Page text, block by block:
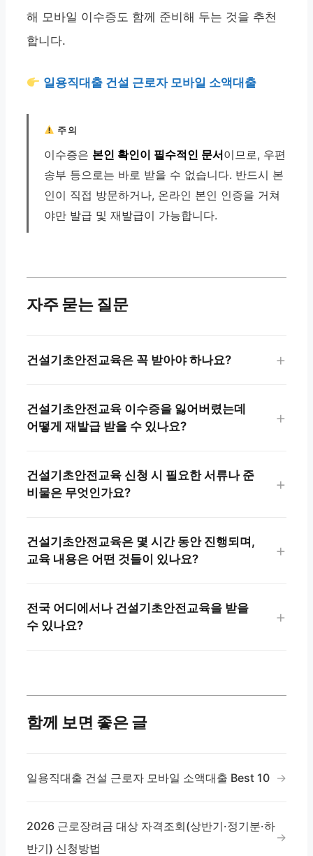
해 모바일 이수증도 함께 준비해 두는 것을 추천
합니다.
일용직대출 건설 근로자 모바일 소액대출
주의
이수증은 본인 확인이 필수적인 문서이므로, 우편
송부 등으로는 바로 받을 수 없습니다. 반드시 본
인이 직접 방문하거나, 온라인 본인 인증을 거쳐
야만 발급 및 재발급이 가능합니다.
자주 묻는 질문
건설기초안전교육은 꼭 받아야 하나요?
건설기초안전교육 이수증을 잃어버렸는데
어떻게 재발급 받을 수 있나요?
건설기초안전교육 신청 시 필요한 서류나 준
비물은 무엇인가요?
건설기초안전교육은 몇 시간 동안 진행되며,
교육 내용은 어떤 것들이 있나요?
전국 어디에서나 건설기초안전교육을 받을
수 있나요?
함께 보면 좋은 글
일용직대출 건설 근로자 모바일 소액대출 Best 10
2026 근로장려금 대상 자격조회(상반기·정기분·하
반기) 신청방법